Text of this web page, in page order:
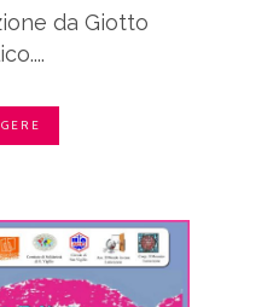
da Giotto